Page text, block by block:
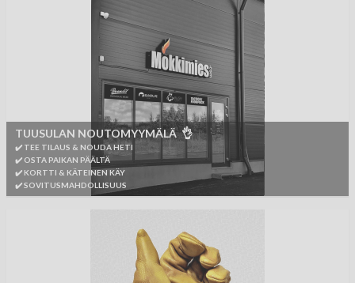
TUUSULAN NOUTOMYYMÄLÄ 👌
✔️ TEE TILAUS & NOUDA HETI
✔️ OSTA PAIKAN PÄÄLTÄ
✔️ KORTTI & KÄTEINEN KÄY
✔️ SOVITUSMAHDOLLISUUS